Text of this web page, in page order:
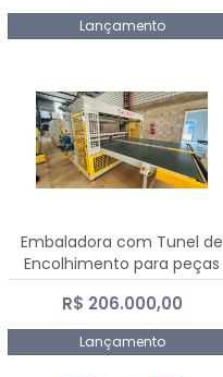
Lançamento
Embaladora com Tunel de
Encolhimento para peças
grandes portas janelas -
Dalmak
R$ 206.000,00
Lançamento